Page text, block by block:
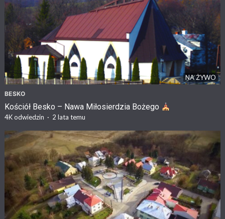
NA ŻYWO
BESKO
Kościół Besko – Nawa Miłosierdzia Bożego
4Kodwiedzin · 2 lata temu